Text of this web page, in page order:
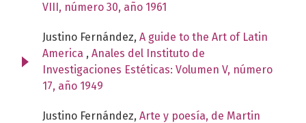
VIII, número 30, año 1961
Justino Fernández, A guide to the Art of Latin
America , Anales del Instituto de
Investigaciones Estéticas: Volumen V, número
17, año 1949
Justino Fernández, Arte y poesía, de Martin